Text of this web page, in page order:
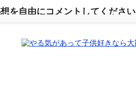
を自由にコメントしてください